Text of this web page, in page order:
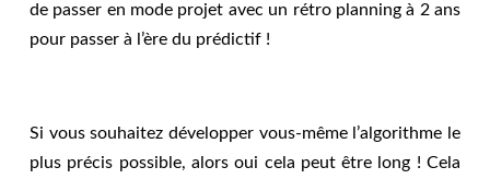
de passer en mode projet avec un rétro planning à 2 ans
pour passer à l’ère du prédictif !
Si vous souhaitez développer vous-même l’algorithme le
plus précis possible, alors oui cela peut être long ! Cela